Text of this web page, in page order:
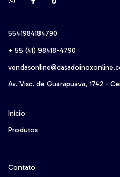
5541984184790
+ 55 (41) 98418-4790‬
Av. Visc. de Guarapuava, 1742 -
Início
Produtos
Contato